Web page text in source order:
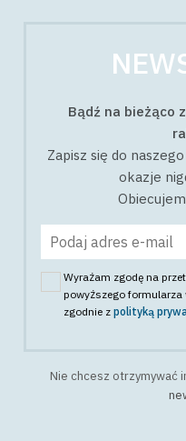
Bądź na bieżąco
Zapisz się do
okazje
Wyrażam zgodę na
powyższego
zgodnie z polityką
Nie chcesz otrzymywać